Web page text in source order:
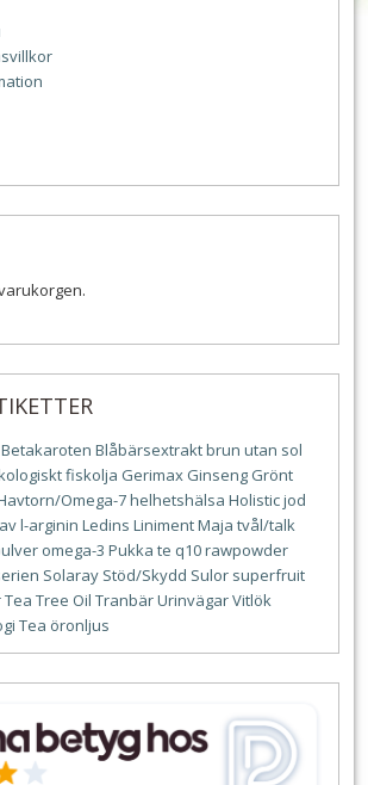
Betakaroten Blåbärsextraktbrun utan sol
fiskolja Gerimax Ginseng Grönt
Omega-7helhetshälsa Holisticjod
l-arginin Ledins LinimentMaja tvål/talk
omega-3 Pukka te q10rawpowder
Solaray Stöd/Skydd Sulor superfruit
Tea Tree Oil TranbärUrinvägarVitlök
Tea öronljus